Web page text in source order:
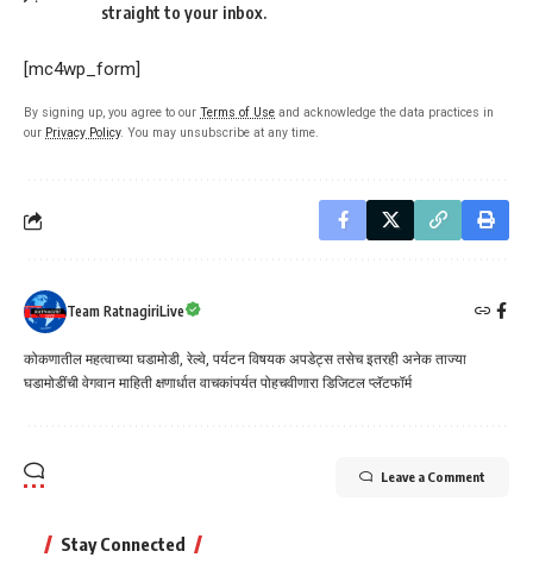
straight to your inbox.
[mc4wp_form]
By signing up, you agree to our Terms of Use and acknowledge the data practices in
our Privacy Policy. You may unsubscribe at any time.
Team RatnagiriLive
कोकणातील महत्वाच्या घडामोडी, रेल्वे, पर्यटन विषयक अपडेट्स तसेच इतरही अनेक ताज्या
घडामोडींची वेगवान माहिती क्षणार्धात वाचकांपर्यत पोहचवीणारा डिजिटल प्लॅटफॉर्म
Leave a Comment
Stay Connected